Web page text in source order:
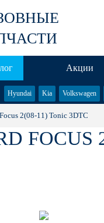
Акции
Hyundai Kia Volkswagen
2(08-11) Tonic 3DTC
FOCUS